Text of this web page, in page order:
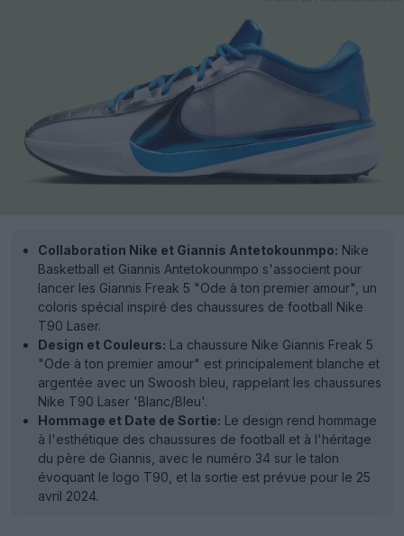
Collaboration Nike et Giannis Antetokounmpo: Nike
Basketball et Giannis Antetokounmpo s'associent pour
lancer les Giannis Freak 5 "Ode à ton premier amour", un
coloris spécial inspiré des chaussures de football Nike
T90 Laser.
Design et Couleurs: La chaussure Nike Giannis Freak 5
"Ode à ton premier amour" est principalement blanche et
argentée avec un Swoosh bleu, rappelant les chaussures
Nike T90 Laser 'Blanc/Bleu'.
Hommage et Date de Sortie: Le design rend hommage
à l'esthétique des chaussures de football et à l'héritage
du père de Giannis, avec le numéro 34 sur le talon
évoquant le logo T90, et la sortie est prévue pour le 25
avril 2024.